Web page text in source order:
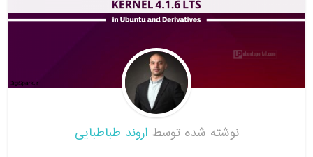
نوشته شده توسط اروند طباطبایی